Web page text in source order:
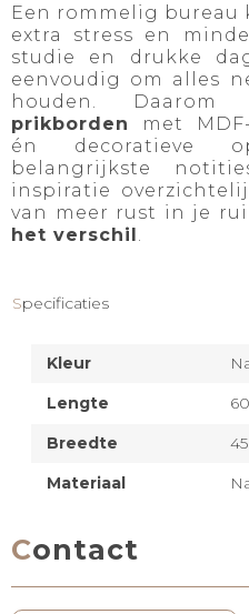
Een rommelig bureau
extra stress en
studie en drukke
eenvoudig om alles
houden.
prikborden
met
én decoratieve
belangrijkste
inspiratie
van meer rust in je
het verschil
Specificaties
Kleur
Lengte
Breedte
Materiaal
Contact